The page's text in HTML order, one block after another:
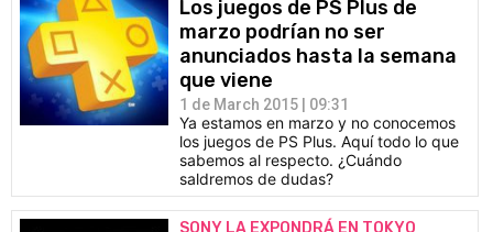
Los juegos de PS Plus de
marzo podrían no ser
anunciados hasta la semana
que viene
1 de March 2015 | 09:31
Ya estamos en marzo y no conocemos
los juegos de PS Plus. Aquí todo lo que
sabemos al respecto. ¿Cuándo
saldremos de dudas?
SONY LA EXPONDRÁ EN TOKYO